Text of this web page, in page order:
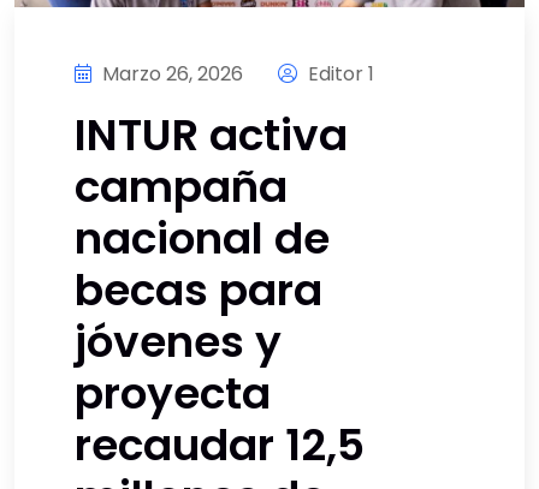
Marzo 26, 2026 Editor 1
INTUR activa
campaña
nacional de
becas para
jóvenes y
proyecta
recaudar 12,5